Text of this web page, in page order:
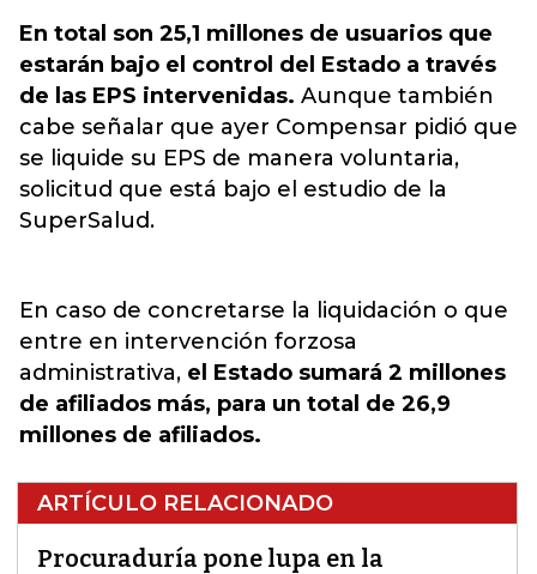
En total son 25,1 millones de usuarios que
estarán bajo el control del Estado a través
de las EPS intervenidas. Aunque también
cabe señalar que ayer Compensar pidió que
se liquide su EPS de manera voluntaria,
solicitud que está bajo el estudio de la
SuperSalud.
En caso de concretarse la liquidación o que
entre en intervención forzosa
administrativa, el Estado sumará 2 millones
de afiliados más, para un total de 26,9
millones de afiliados.
ARTÍCULO RELACIONADO
Procuraduría pone lupa en la